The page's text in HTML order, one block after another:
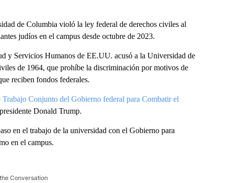
de Columbia violó la ley federal de derechos civiles al
judíos en el campus desde octubre de 2023.
y Servicios Humanos de EE.UU. acusó a la Universidad de
de 1964, que prohíbe la discriminación por motivos de
reciben fondos federales.
Trabajo Conjunto del Gobierno federal para Combatir el
Donald Trump.
en el trabajo de la universidad con el Gobierno para
en el campus.
Conversation